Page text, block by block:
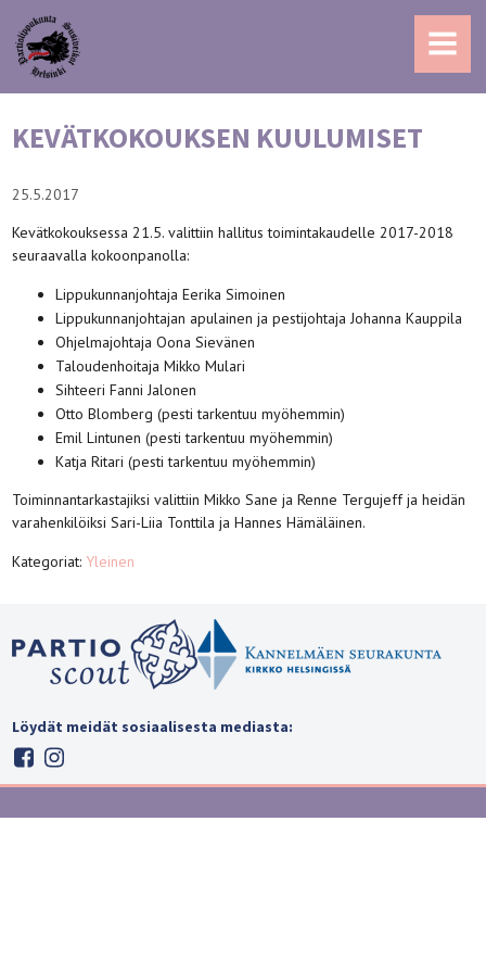
MENU
KEVÄTKOKOUKSEN KUULUMISET
25.5.2017
Kevätkokouksessa 21.5. valittiin hallitus toimintakaudelle 2017-2018
seuraavalla kokoonpanolla:
Lippukunnanjohtaja Eerika Simoinen
Lippukunnanjohtajan apulainen ja pestijohtaja Johanna Kauppila
Ohjelmajohtaja Oona Sievänen
Taloudenhoitaja Mikko Mulari
Sihteeri Fanni Jalonen
Otto Blomberg (pesti tarkentuu myöhemmin)
Emil Lintunen (pesti tarkentuu myöhemmin)
Katja Ritari (pesti tarkentuu myöhemmin)
Toiminnantarkastajiksi valittiin Mikko Sane ja Renne Tergujeff ja heidän
varahenkilöiksi Sari-Liia Tonttila ja Hannes Hämäläinen.
Kategoriat: Yleinen
Löydät meidät sosiaalisesta mediasta: